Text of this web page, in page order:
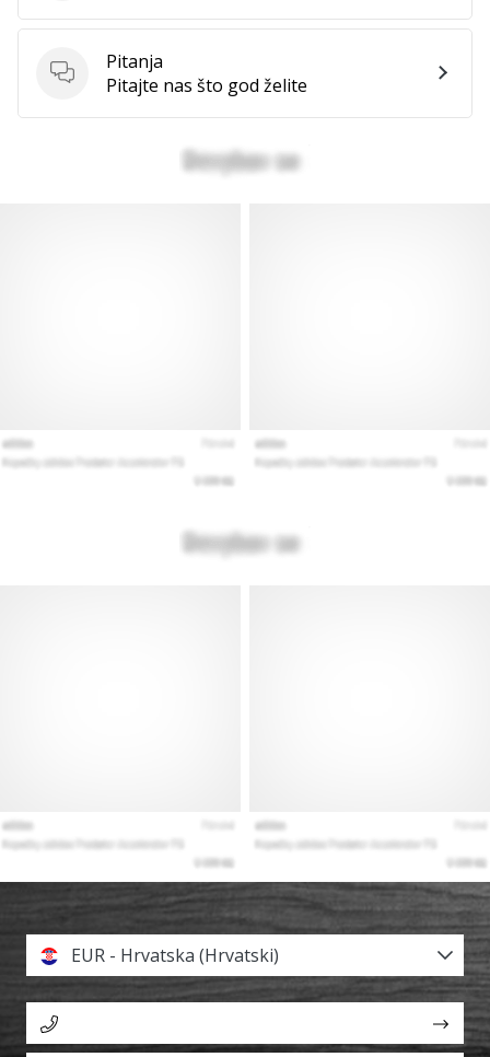
Pitanja
Pitanja
Pitajte nas što god želite
EUR - Hrvatska (Hrvatski)